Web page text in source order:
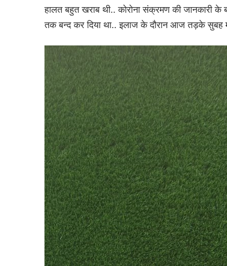
हालत बहुत खराब थी.. कोरोना संक्रमण की जानकारी
तक बन्द कर दिया था.. इलाज के दौरान आज तड़के सुबह